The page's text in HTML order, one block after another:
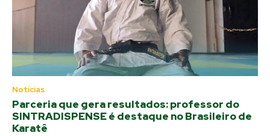
Notícias
Parceria que gera resultados: professor do
SINTRADISPENSE é destaque no Brasileiro de
Karatê